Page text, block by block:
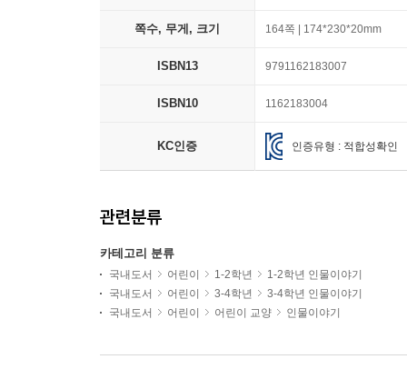
쪽수, 무게, 크기 164쪽 | 174*230*20mm
ISBN13 9791162183007
ISBN10 1162183004
KC인증 인증유형 : 적합성확인
관련분류
카테고리 분류
국내도서 어린이 1-2학년
1-2학년 인물이야기
국내도서
어린이 3-4학년
3-4학년 인물이야기
국내도서
어린이 어린이 교양 인물이야기